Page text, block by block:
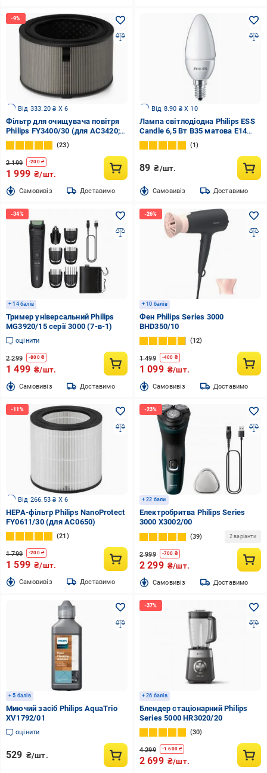
Від 333.20 ₴ X 6
Фільтр для очищувача повітря
Philips FY3400/30 (для AC3420;
AC3421)
23
2 199 -200₴
1 999 ₴/шт.
Cамовивіз Доставимо
Від 8.90 ₴ X 10
Лампа світлодіодна Philips ESS
Candle 6,5 Вт B35 матова E14
220 В 4000 К
1
89 ₴/шт.
Cамовивіз Доставимо
+ 14 балів
Тример універсальний Philips
MG3920/15 серії 3000 (7-в-1)
оцінити
2 299 -800₴
1 499 ₴/шт.
Cамовивіз Доставимо
+ 10 балів
Фен Philips Series 3000
BHD350/10
12
1 499 -400 ₴
1 099 ₴/шт.
Cамовивіз Доставимо
Від 266.53 ₴ X 6
HEPA-фільтр Philips NanoProtect
FY0611/30 (для AC0650)
21
1 799 -200₴
1 599 ₴/шт.
Cамовивіз Доставимо
+ 22 бали
Електробритва Philips Series
3000 X3002/00
39 2 варіанти
2 999 -700 ₴
2 299 ₴/шт.
Cамовивіз Доставимо
+ 5 балів
Миючий засіб Philips AquaTrio
XV1792/01
оцінити
529 ₴/шт.
+ 26 балів
Блендер стаціонарний Philips
Series 5000 HR3020/20
30
4 299 -1 600 ₴
2 699 ₴/шт.